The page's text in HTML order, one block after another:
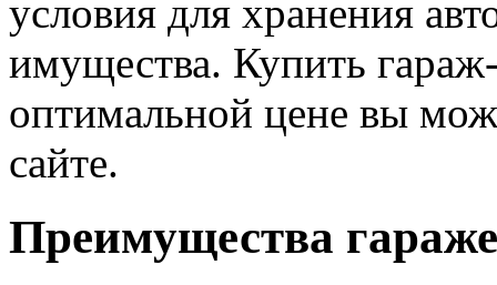
условия для хранения
имущества. Купить
оптимальной цене вы
сайте.
Преимущества